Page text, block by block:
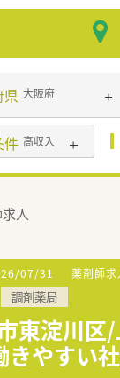
県 大阪府
件 高収入
人
07/31 薬剤師求
調剤薬局
市東淀川
きやすい